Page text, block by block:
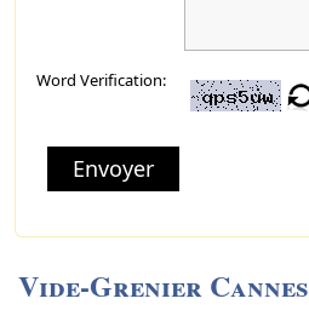
Word Verification:
Envoyer
Vide-Grenier Cannes